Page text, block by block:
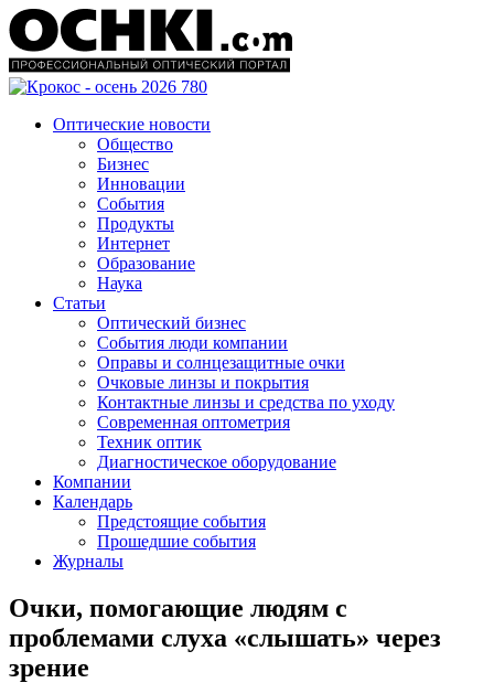
Оптические новости
Общество
Бизнес
Инновации
События
Продукты
Интернет
Образование
Наука
Статьи
Оптический бизнес
События люди компании
Оправы и солнцезащитные очки
Очковые линзы и покрытия
Контактные линзы и средства по уходу
Современная оптометрия
Техник оптик
Диагностическое оборудование
Компании
Календарь
Предстоящие события
Прошедшие события
Журналы
Очки, помогающие людям с
проблемами слуха «слышать» через
зрение